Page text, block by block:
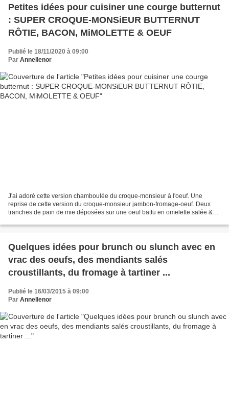
Petites idées pour cuisiner une courge butternut
: SUPER CROQUE-MONSiEUR BUTTERNUT
RÔTIE, BACON, MiMOLETTE & OEUF
Publié le 18/11/2020 à 09:00
Par Annellenor
J'ai adoré cette version chamboulée du croque-monsieur à l'oeuf. Une
reprise de cette version du croque-monsieur jambon-fromage-oeuf. Deux
tranches de pain de mie déposées sur une oeuf battu en omelette salée &
Quelques idées pour brunch ou slunch avec en
vrac des oeufs, des mendiants salés
croustillants, du fromage à tartiner ...
Publié le 16/03/2015 à 09:00
Par Annellenor